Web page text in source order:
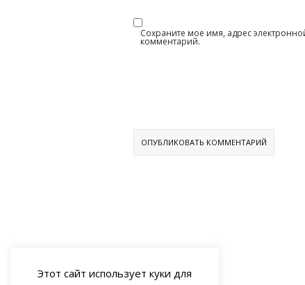
Сохраните мое имя, адрес
комментарий.
Этот сайт использует куки для